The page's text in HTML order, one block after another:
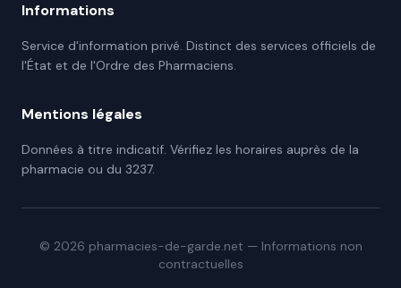
Informations
Service d'information privé. Distinct des services officiels de
l'État et de l'Ordre des Pharmaciens.
Mentions légales
Données à titre indicatif. Vérifiez les horaires auprès de la
pharmacie ou du 3237.
© 2026 pharmacies-de-garde.net — Informations non
contractuelles